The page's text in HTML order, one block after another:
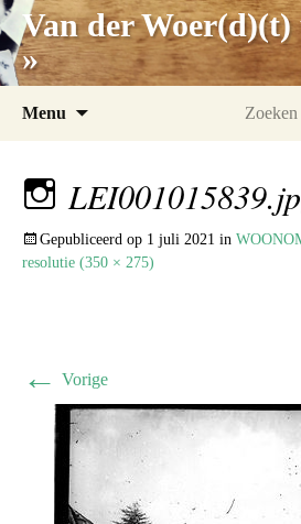
Van der
»
Menu
Gepubliceerd op 1 juli 2021 in
resolutie (350 × 275)
← Vorige